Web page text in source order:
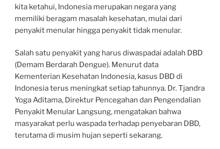
kita ketahui, Indonesia merupakan negara yang
memiliki beragam masalah kesehatan, mulai dari
penyakit menular hingga penyakit tidak menular.
Salah satu penyakit yang harus diwaspadai adalah DBD
(Demam Berdarah Dengue). Menurut data
Kementerian Kesehatan Indonesia, kasus DBD di
Indonesia terus meningkat setiap tahunnya. Dr. Tjandra
Yoga Aditama, Direktur Pencegahan dan Pengendalian
Penyakit Menular Langsung, mengatakan bahwa
masyarakat perlu waspada terhadap penyebaran DBD,
terutama di musim hujan seperti sekarang.